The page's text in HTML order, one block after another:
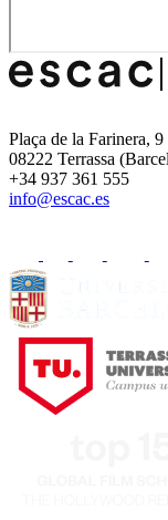
Plaça de la Farinera, 9
08222 Terrassa
+34 937 361 555
info@escac.es